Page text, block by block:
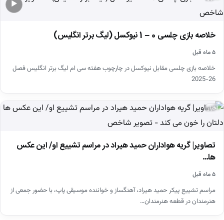
▶
خلاصه بازی چلسی 0 – 1 نیوکسل (لیگ برتر انگلیس)
۵ ماه قبل
خلاصه بازی چلسی مقابل نیوکسل در چارچوب هفته سی ام لیگ برتر انگلیس فصل
26-2025
اخبار
تصاویر| گریه هواداران حمید هیراد در مراسم تشییع او/ این عکس
ها…
۵ ماه قبل
مراسم تشییع پیکر حمید هیراد، آهنگساز و خواننده موسیقی پاپ، با حضور جمعی از
هنرمندان در قطعه هنرمندان…